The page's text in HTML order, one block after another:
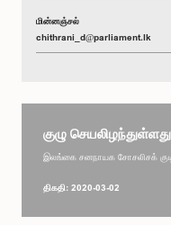
மின்னஞ்சல்
chithrani_d@parliament.lk
குழு செயலிழந்துள்ளது
இலங்கை சனநாயக சோசலிசக்
திகதி: 2020-03-02